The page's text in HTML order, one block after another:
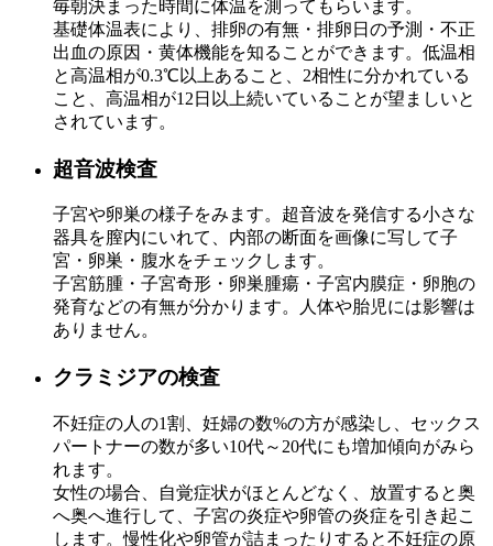
毎朝決まった時間に体温を測ってもらいます。
基礎体温表により、排卵の有無・排卵日の予測・不正
出血の原因・黄体機能を知ることができます。低温相
と高温相が0.3℃以上あること、2相性に分かれている
こと、高温相が12日以上続いていることが望ましいと
されています。
超音波検査
子宮や卵巣の様子をみます。超音波を発信する小さな
器具を膣内にいれて、内部の断面を画像に写して子
宮・卵巣・腹水をチェックします。
子宮筋腫・子宮奇形・卵巣腫瘍・子宮内膜症・卵胞の
発育などの有無が分かります。人体や胎児には影響は
ありません。
クラミジアの検査
不妊症の人の1割、妊婦の数%の方が感染し、セックス
パートナーの数が多い10代～20代にも増加傾向がみら
れます。
女性の場合、自覚症状がほとんどなく、放置すると奥
へ奥へ進行して、子宮の炎症や卵管の炎症を引き起こ
します。慢性化や卵管が詰まったりすると不妊症の原